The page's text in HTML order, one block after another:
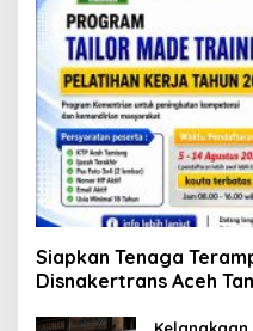
Siapkan Tenaga
Disnakertrans Aceh